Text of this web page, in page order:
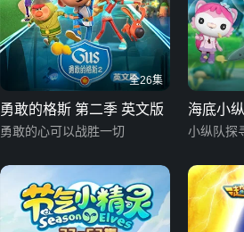
全26集
勇敢的格斯 第二季 英文版
勇敢的心可以战胜一切
海底小
小纵队探